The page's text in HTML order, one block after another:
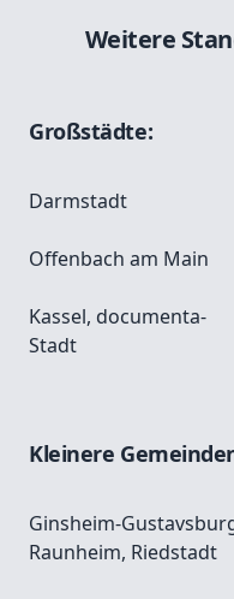
Weitere
Großstädte:
Darmstadt
Offenbach am Main
Kassel, documenta-
Stadt
Kleinere
Ginsheim-
Raunheim, Riedstadt